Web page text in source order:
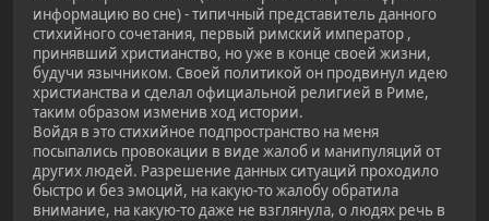
информацию во сне) - типичный представитель данного
стихийного сочетания, первый римский император ,
принявший христианство, но уже в конце своей жизни,
будучи язычником. Своей политикой он продвинул идею
христианства и сделал официальной религией в Риме,
таким образом изменив ход истории.
Войдя в это стихийное подпространство на меня
посыпались провокации в виде жалоб и манипуляций от
других людей. Разрешение данных ситуаций проходило
быстро и без эмоций, на какую-то жалобу обратила
внимание, на какую-то даже не взглянула, о людях речь в